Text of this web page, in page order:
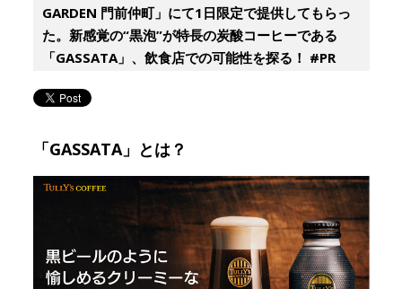
GARDEN 門前仲町」にて1日限定で提供してもらっ
た。新感覚の“黒泡”が特長の炭酸コーヒーである
「GASSATA」、飲食店での可能性を探る！ #PR
「GASSATA」とは？